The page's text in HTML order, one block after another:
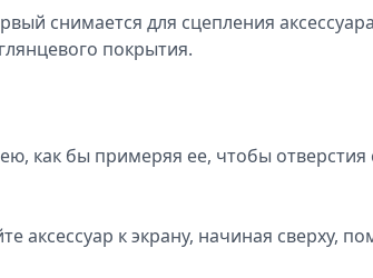
снимается для сцепления
покрытия.
как бы примеряя ее, чтобы отверстия
аксессуар к экрану, начиная сверху,